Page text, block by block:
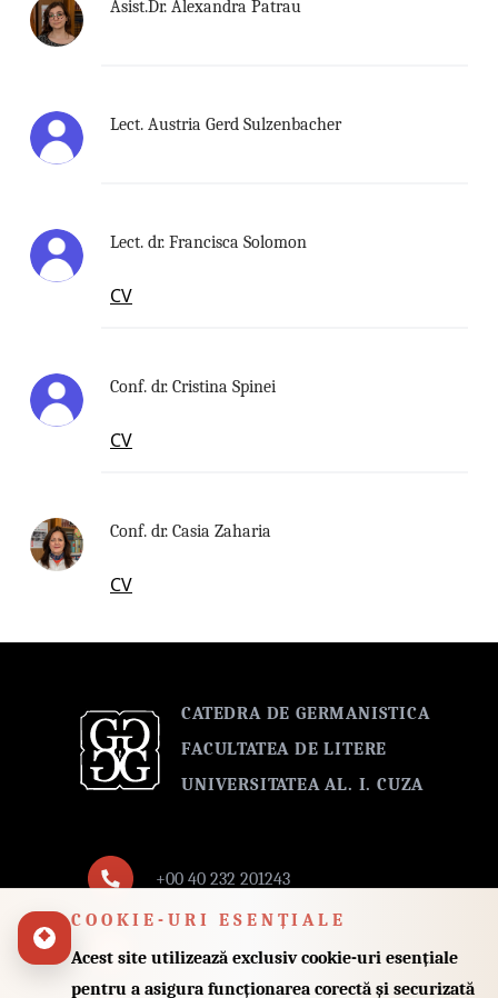
Asist.Dr. Alexandra Patrau
Lect. Austria Gerd Sulzenbacher
Lect. dr. Francisca Solomon
CV
Conf. dr. Cristina Spinei
CV
Conf. dr. Casia Zaharia
CV
CATEDRA DE GERMANISTICA
FACULTATEA DE LITERE
UNIVERSITATEA AL. I. CUZA
+00 40 232 201243
Fax: +00 40 232 201251
COOKIE-URI ESENȚIALE
Acest site utilizează exclusiv cookie-uri esențiale
pentru a asigura funcționarea corectă și securizată